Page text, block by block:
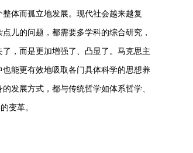
体而孤立地发展。现代社会越来越复
儿的问题，都需要多学科的综合研究，
，而是更加增强了、凸显了。马克思主
能更有效地吸取各门具体科学的思想养
发展方式，都与传统哲学如体系哲学、
变革。